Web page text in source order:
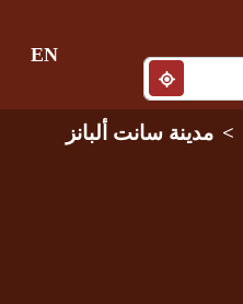
EN
مدينة سانت ألبانز